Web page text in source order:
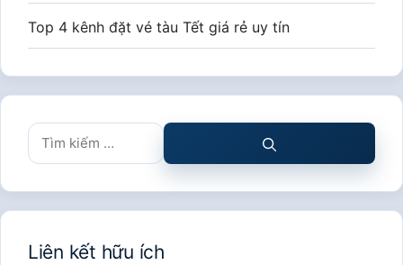
Top 4 kênh đặt vé tàu Tết giá rẻ uy tín
Tìm
kiếm
Liên kết hữu ích